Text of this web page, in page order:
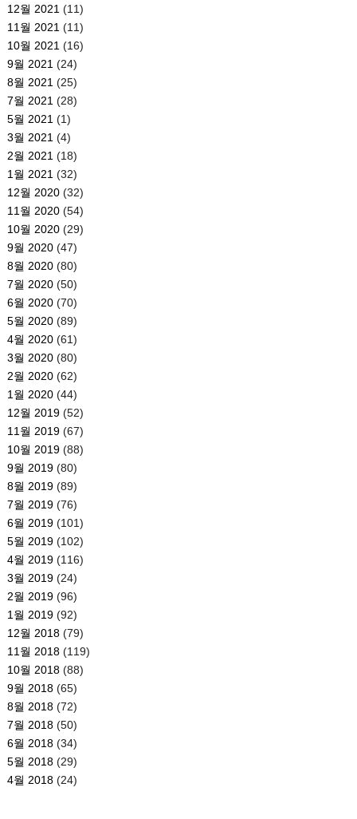
12월 2021 (11)
11월 2021 (11)
10월 2021 (16)
9월 2021 (24)
8월 2021 (25)
7월 2021 (28)
5월 2021 (1)
3월 2021 (4)
2월 2021 (18)
1월 2021 (32)
12월 2020(32)
11월 2020(54)
10월 2020(29)
9월 2020(47)
8월 2020(80)
7월 2020(50)
6월 2020(70)
5월 2020(89)
4월 2020(61)
3월 2020(80)
2월 2020(62)
1월 2020(44)
12월 2019(52)
11월 2019(67)
10월 2019(88)
9월 2019(80)
8월 2019(89)
7월 2019(76)
6월 2019(101)
5월 2019(102)
4월 2019(116)
3월 2019(24)
2월 2019(96)
1월 2019(92)
12월 2018(79)
11월 2018(119)
10월 2018(88)
9월 2018(65)
8월 2018(72)
7월 2018(50)
6월 2018(34)
5월 2018(29)
4월 2018(24)